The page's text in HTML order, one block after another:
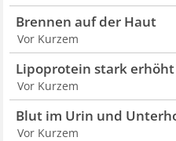
Brennen auf der Haut
Vor Kurzem
Lipoprotein stark erhöht
Vor Kurzem
Blut im Urin und
Vor Kurzem